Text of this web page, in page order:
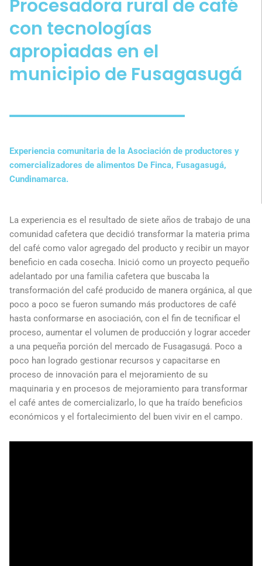
Procesadora rural de café
con tecnologías
apropiadas en el
municipio de Fusagasugá
Experiencia comunitaria de la Asociación de productores y
comercializadores de alimentos De Finca, Fusagasugá,
Cundinamarca.
La experiencia es el resultado de siete años de trabajo de una
comunidad cafetera que decidió transformar la materia prima
del café como valor agregado del producto y recibir un mayor
beneficio en cada cosecha. Inició como un proyecto pequeño
adelantado por una familia cafetera que buscaba la
transformación del café producido de manera orgánica, al que
poco a poco se fueron sumando más productores de café
hasta conformarse en asociación, con el fin de tecnificar el
proceso, aumentar el volumen de producción y lograr acceder
a una pequeña porción del mercado de Fusagasugá. Poco a
poco han logrado gestionar recursos y capacitarse en
proceso de innovación para el mejoramiento de su
maquinaria y en procesos de mejoramiento para transformar
el café antes de comercializarlo, lo que ha traído beneficios
económicos y el fortalecimiento del buen vivir en el campo.